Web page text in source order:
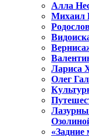
Алла
Михаил
Лариса
Олег